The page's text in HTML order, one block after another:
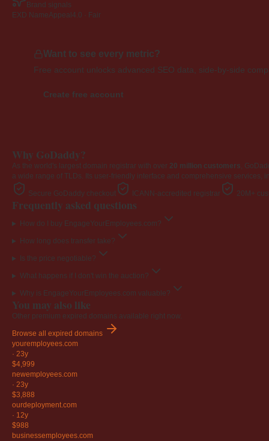
Brand signals
EXD NameAppeal 4.0 · Fair
Want to see every metric?
Free account unlocks advanced SEO data, side-by-side
Create free account
Why GoDaddy?
As the world's largest domain registrar with over 20 million customers,
a wide range of TLDs. Its user-friendly interface and comprehensive
Secure GoDaddy checkout ICANN-accredited registrar 20M+
Frequently asked questions
How do I buy EngageYourEmployees.com?
How long does transfer take?
Is the price negotiable?
What happens if I don't win the auction?
Why is EngageYourEmployees.com valuable?
You may also like
Other premium expired domains available right now.
Browse all expired domains
youremployees.com
· 23y
$4,999
newemployees.com
· 23y
$3,888
ourdeployment.com
· 12y
$988
businessemployees.com